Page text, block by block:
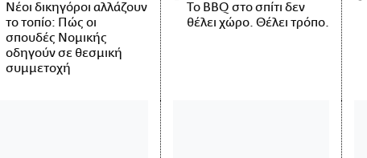
Νέοι δικηγόροι αλλάζουν
το τοπίο: Πώς οι
σπουδές Νομικής
οδηγούν σε θεσμική
συμμετοχή
Το BBQ στο σπίτι δεν
θέλει χώρο. Θέλει τρόπο.